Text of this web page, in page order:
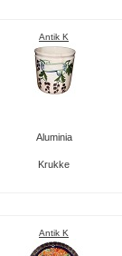
Antik K
Aluminia
Krukke
Antik K